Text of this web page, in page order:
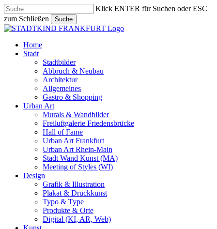
Skip
to
main
content
Klick ENTER für Suchen oder ESC
zum Schließen
Suche
Close
search
Menu
Home
Stadt
Stadtbilder
Abbruch & Neubau
Architektur
Allgemeines
Gastro & Shopping
Urban Art
Murals & Wandbilder
Freiluftgalerie Friedensbrücke
Hall of Fame
Urban Art Frankfurt
Urban Art Rhein-Main
Stadt Wand Kunst (MA)
Meeting of Styles (WI)
Design
Grafik & Illustration
Plakat & Druckkunst
Typo & Type
Produkte & Orte
Digital (KI, AR, Web)